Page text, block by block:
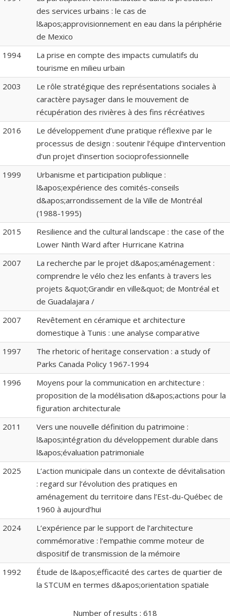
des services urbains : le cas de
l&apos;approvisionnement en eau dans la périphérie
de Mexico
1994
La prise en compte des impacts cumulatifs du
tourisme en milieu urbain
2003
Le rôle stratégique des représentations sociales à
caractère paysager dans le mouvement de
récupération des rivières à des fins récréatives
2016
Le développement d’une pratique réflexive par le
processus de design : soutenir l’équipe d’intervention
d’un projet d’insertion socioprofessionnelle
1999
Urbanisme et participation publique :
l&apos;expérience des comités-conseils
d&apos;arrondissement de la Ville de Montréal
(1988-1995)
2015
Resilience and the cultural landscape : the case of the
Lower Ninth Ward after Hurricane Katrina
2007
La recherche par le projet d&apos;aménagement :
comprendre le vélo chez les enfants à travers les
projets &quot;Grandir en ville&quot; de Montréal et
de Guadalajara /
2007
Revêtement en céramique et architecture
domestique à Tunis : une analyse comparative
1997
The rhetoric of heritage conservation : a study of
Parks Canada Policy 1967-1994
1996
Moyens pour la communication en architecture :
proposition de la modélisation d&apos;actions pour la
figuration architecturale
2011
Vers une nouvelle définition du patrimoine :
l&apos;intégration du développement durable dans
l&apos;évaluation patrimoniale
2025
L’action municipale dans un contexte de dévitalisation
: regard sur l’évolution des pratiques en
aménagement du territoire dans l’Est-du-Québec de
1960 à aujourd’hui
2024
L’expérience par le support de l’architecture
commémorative : l’empathie comme moteur de
dispositif de transmission de la mémoire
1992
Étude de l&apos;efficacité des cartes de quartier de
la STCUM en termes d&apos;orientation spatiale
Number of results : 618